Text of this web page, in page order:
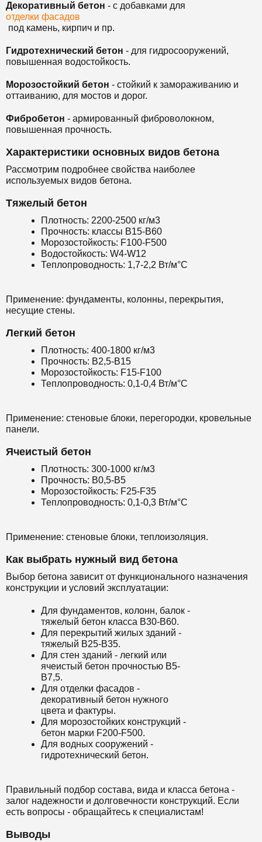
Декоративный бетон - с добавками для
отделки фасадов
под камень, кирпич и пр.
Гидротехнический бетон - для гидросооружений,
повышенная водостойкость.
Морозостойкий бетон - стойкий к замораживанию и
оттаиванию, для мостов и дорог.
Фибробетон - армированный фиброволокном,
повышенная прочность.
Характеристики основных видов бетона
Рассмотрим подробнее свойства наиболее
используемых видов бетона.
Тяжелый бетон
Плотность: 2200-2500 кг/м3
Прочность: классы B15-B60
Морозостойкость: F100-F500
Водостойкость: W4-W12
Теплопроводность: 1,7-2,2 Вт/м°С
Применение: фундаменты, колонны, перекрытия,
несущие стены.
Легкий бетон
Плотность: 400-1800 кг/м3
Прочность: B2,5-B15
Морозостойкость: F15-F100
Теплопроводность: 0,1-0,4 Вт/м°С
Применение: стеновые блоки, перегородки, кровельные
панели.
Ячеистый бетон
Плотность: 300-1000 кг/м3
Прочность: B0,5-B5
Морозостойкость: F25-F35
Теплопроводность: 0,1-0,3 Вт/м°С
Применение: стеновые блоки, теплоизоляция.
Как выбрать нужный вид бетона
Выбор бетона зависит от функционального назначения
конструкции и условий эксплуатации:
Для фундаментов, колонн, балок -
тяжелый бетон класса B30-B60.
Для перекрытий жилых зданий -
тяжелый B25-B35.
Для стен зданий - легкий или
ячеистый бетон прочностью B5-
B7,5.
Для отделки фасадов -
декоративный бетон нужного
цвета и фактуры.
Для морозостойких конструкций -
бетон марки F200-F500.
Для водных сооружений -
гидротехнический бетон.
Правильный подбор состава, вида и класса бетона -
залог надежности и долговечности конструкций. Если
есть вопросы - обращайтесь к специалистам!
Выводы